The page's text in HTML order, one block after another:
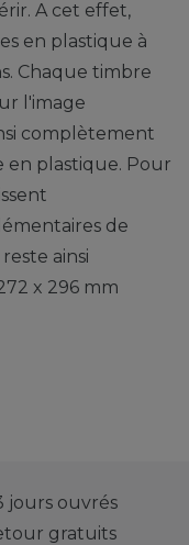
A cet effet,
en plastique à
Chaque timbre
l'image
complètement
en plastique. Pour
de
ainsi
x 296 mm
jours ouvrés
gratuits